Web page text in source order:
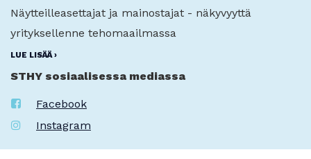
Näytteilleasettajat ja mainostajat - näkyvyyttä
yrityksellenne tehomaailmassa
LUE LISÄÄ ›
STHY sosiaalisessa mediassa
Facebook
Instagram